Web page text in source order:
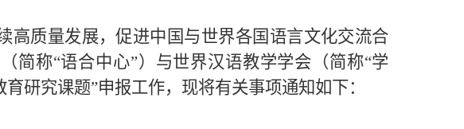
高质量发展，促进中国与世界各国语言文化交流合
简称“语合中心”）与世界汉语教学学会（简称“学
育研究课题”申报工作，现将有关事项通知如下：